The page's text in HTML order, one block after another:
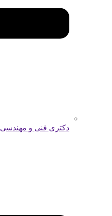
دکتری فنی و مهندسی